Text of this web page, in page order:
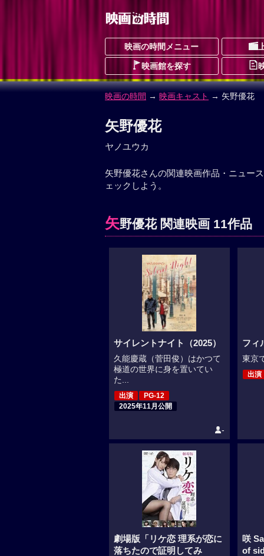
映画の時間メニュー
映画館を探す
映画の時間 → 映画キャスト → 矢野優花
矢野優花
ヤノユウカ
矢野優花さんの関連映画作品・ニュー
ェックしよう。
矢野優花 関連映画 11作品
サイレントナイト（2025）
久能慶蔵（菅田俊）はかつて
極道の世界に身を置いてい
た...
出演
PG-12
2025年11月公開
-
フィ
東京
出演
劇場版「リケ恋 理系が恋に
落ちたので証明してみ
咲
of